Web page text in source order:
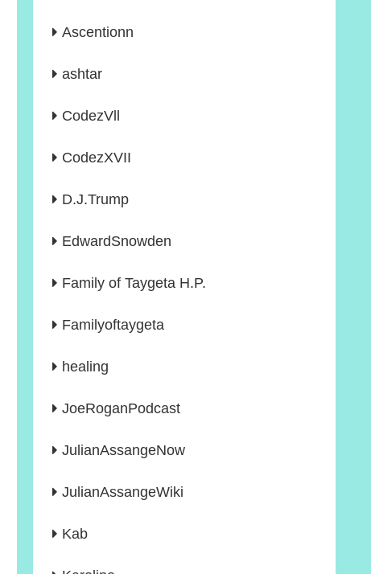
Ascentionn
ashtar
CodezVll
CodezXVII
D.J.Trump
EdwardSnowden
Family of Taygeta H.P.
Familyoftaygeta
healing
JoeRoganPodcast
JulianAssangeNow
JulianAssangeWiki
Kab